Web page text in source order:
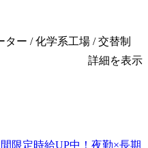
ー / 化学系工場 / 交替制
詳細を表示